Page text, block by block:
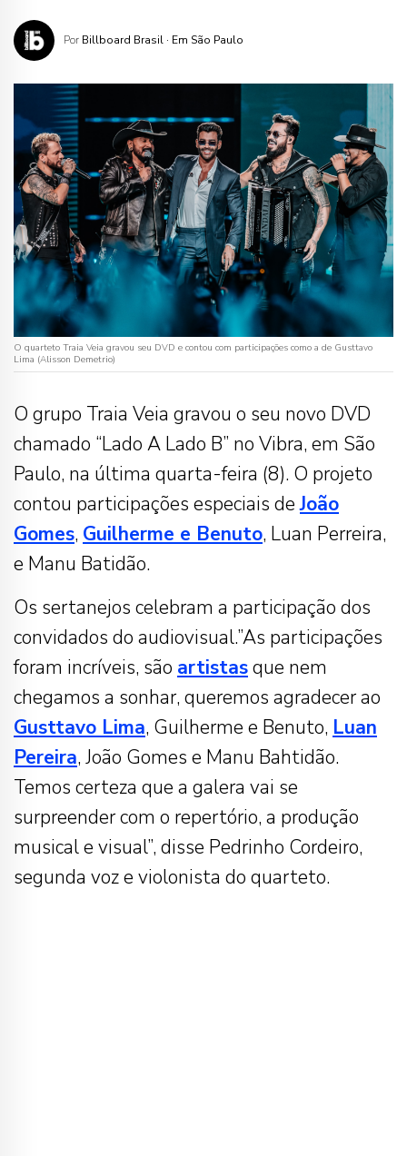
Por Billboard Brasil · Em São Paulo
O quarteto Traia Veia gravou seu DVD e contou com participações como a de Gusttavo
Lima (Alisson Demetrio)
O grupo Traia Veia gravou o seu novo DVD
chamado “Lado A Lado B” no Vibra, em São
Paulo, na última quarta-feira (8). O projeto
contou participações especiais deJoão
Gomes, Guilherme e Benuto, Luan Perreira,
e Manu Batidão.
Os sertanejos celebram a participação dos
convidados do audiovisual.”As participações
foram incríveis, são artistasque nem
chegamos a sonhar, queremos agradecer ao
Gusttavo Lima, Guilherme e Benuto, Luan
Pereira, João Gomes e Manu Bahtidão.
Temos certeza que a galera vai se
surpreender com o repertório, a produção
musical e visual”, disse Pedrinho Cordeiro,
segunda voz e violonista do quarteto.